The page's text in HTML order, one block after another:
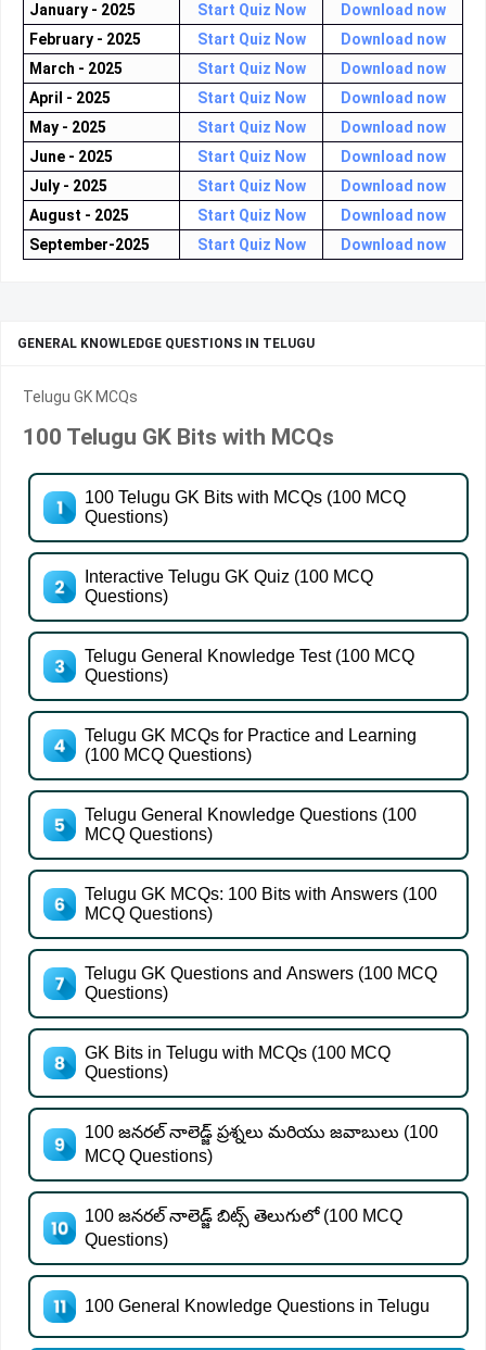
January - 2025 Start Quiz Now
Download now
February - 2025
Start Quiz Now
Download now
March - 2025
Start Quiz Now
Download now
April - 2025
Start Quiz Now
Download now
May - 2025
Start Quiz Now
Download now
June - 2025
Start Quiz Now
Download now
July - 2025
Start Quiz Now
Download now
August - 2025
Start Quiz Now
Download now
September-2025
Start Quiz Now Download now
GENERAL KNOWLEDGE QUESTIONS IN TELUGU
Telugu GK MCQs
100 Telugu GK Bits with MCQs
100 Telugu GK Bits with MCQs (100 MCQ
Questions)
Interactive Telugu GK Quiz (100 MCQ
Questions)
Telugu General Knowledge Test (100 MCQ
Questions)
Telugu GK MCQs for Practice and Learning
(100 MCQ Questions)
Telugu General Knowledge Questions (100
MCQ Questions)
Telugu GK MCQs: 100 Bits with Answers (100
MCQ Questions)
Telugu GK Questions and Answers (100 MCQ
Questions)
GK Bits in Telugu with MCQs (100 MCQ
Questions)
100 జనరల్ నాలెడ్జ్ ప్రశ్నలు మరియు జవాబులు (100
MCQ Questions)
100 జనరల్ నాలెడ్జ్ బిట్స్ తెలుగులో (100 MCQ
Questions)
100 General Knowledge Questions in Telugu